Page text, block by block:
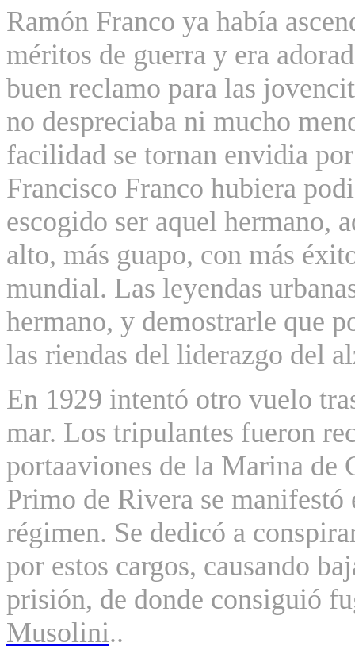
Ramón Franco ya había
méritos de guerra y era
buen reclamo para las
no despreciaba ni mucho
facilidad se tornan envidia
Francisco Franco hubiera
escogido ser aquel hermano,
alto, más guapo, con más
mundial. Las leyendas
hermano, y demostrarle que
las riendas del liderazgo del
En 1929 intentó otro vuelo
mar. Los tripulantes fueron
portaaviones de la Marina de
Primo de Rivera se manifestó
régimen. Se dedicó a
por estos cargos, causando
prisión, de donde consiguió
Musolini..